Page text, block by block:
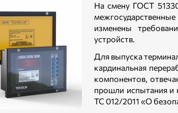
На смену ГОСТ
изменены
устройств.
Для выпуска
кардинальная
компонентов,
прошли испытания и
ТС 012/2011 «О